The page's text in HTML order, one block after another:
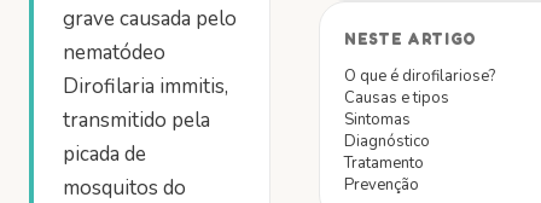
grave causada pelo
nematódeo
Dirofilaria immitis,
transmitido pela
picada de
mosquitos do
NESTE ARTIGO
O que é dirofilariose?
Causas e tipos
Sintomas
Diagnóstico
Tratamento
Prevenção